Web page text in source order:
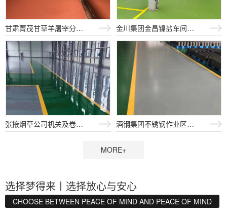
甘肃菁茂甘草羊屠宰分切车间 1... 金川集团金昌镍盐车间项目 水性...
张掖烟草公司机关及卷烟库房维修... 酒钢集团不锈钢作业区地坪400...
MORE+
选择梦得来丨选择放心与安心
CHOOSE BETWEEN PEACE OF MIND AND PEACE OF MIND